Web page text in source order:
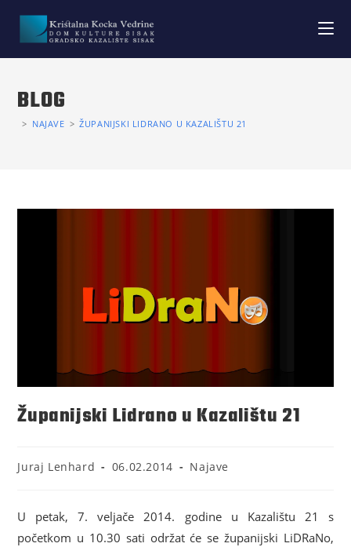
BLOG
> NAJAVE > ŽUPANIJSKI LIDRANO U KAZALIŠTU 21
Županijski Lidrano u Kazalištu 21
Juraj Lenhard 06.02.2014 Najave
U petak, 7. veljače 2014. godine u Kazalištu 21 s
početkom u 10.30 sati održat će se županijski LiDRaNo,